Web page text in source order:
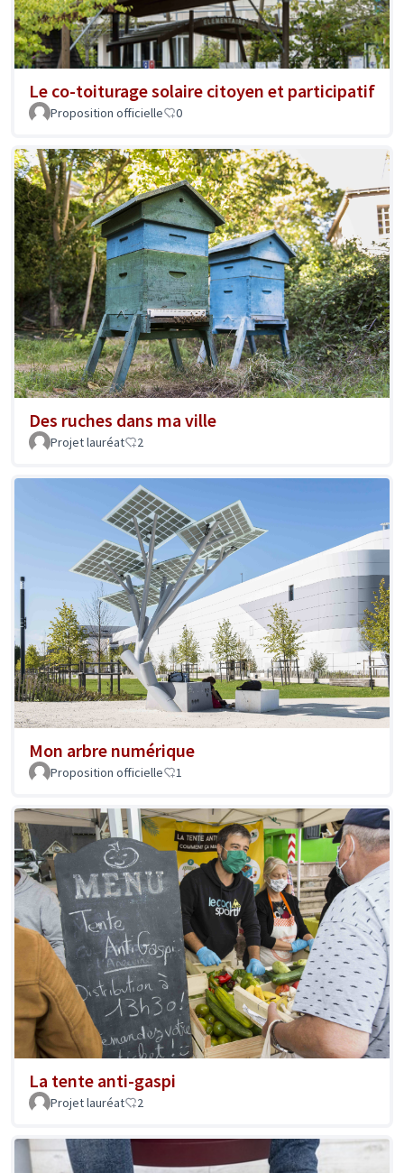
Le co-toiturage solaire citoyen et participatif
Proposition officielle 0
Des ruches dans ma ville
Projet lauréat 2
Mon arbre numérique
Proposition officielle 1
La tente anti-gaspi
Projet lauréat 2